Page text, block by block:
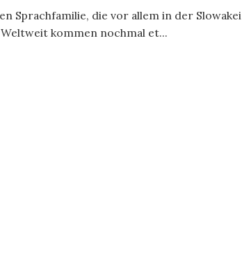
Sprachfamilie, die vor allem in der Slowakei
kommen nochmal et...